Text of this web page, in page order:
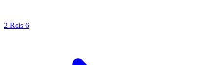
2 Reis 6